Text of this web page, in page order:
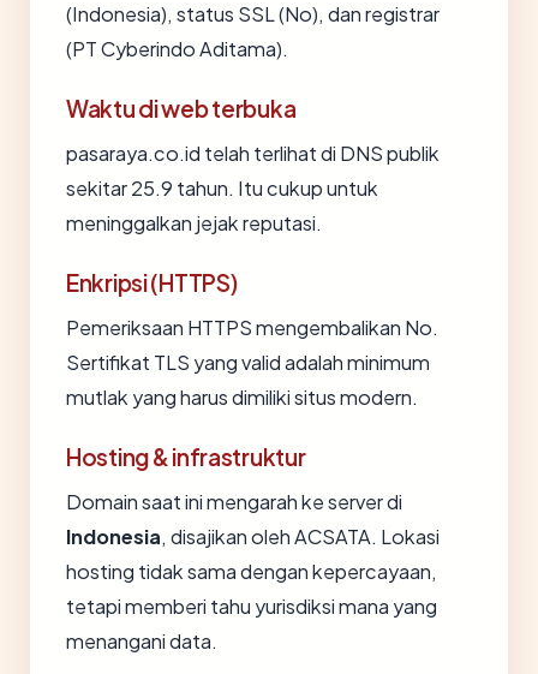
(Indonesia), status SSL (No), dan registrar
(PT Cyberindo Aditama).
Waktu di web terbuka
pasaraya.co.id telah terlihat di DNS publik
sekitar 25.9 tahun. Itu cukup untuk
meninggalkan jejak reputasi.
Enkripsi (HTTPS)
Pemeriksaan HTTPS mengembalikan No.
Sertifikat TLS yang valid adalah minimum
mutlak yang harus dimiliki situs modern.
Hosting & infrastruktur
Domain saat ini mengarah ke server di
Indonesia, disajikan oleh ACSATA. Lokasi
hosting tidak sama dengan kepercayaan,
tetapi memberi tahu yurisdiksi mana yang
menangani data.